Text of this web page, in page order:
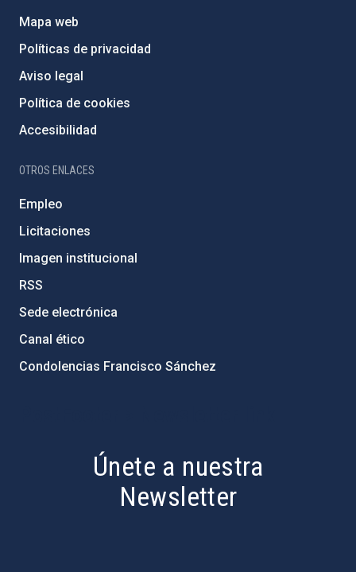
Mapa web
Políticas de privacidad
Aviso legal
Política de cookies
Accesibilidad
OTROS ENLACES
Empleo
Licitaciones
Imagen institucional
RSS
Sede electrónica
Canal ético
Condolencias Francisco Sánchez
Únete a nuestra
Newsletter